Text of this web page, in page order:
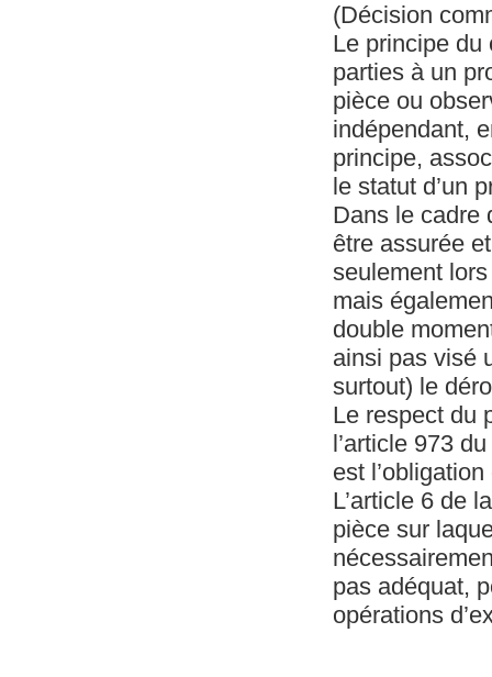
(Décision
Le principe du
parties à un
pièce ou
indépendant,
principe,
le statut d’un
Dans le cadre
être assurée
seulement
mais
double
ainsi pas visé
surtout) le
Le respect du
l’article 973
est
L’article 6 de
pièce sur
pas adéquat,
opérations